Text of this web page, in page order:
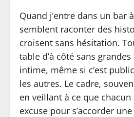
Quand j’entre dans un bar
semblent raconter des
croisent sans hésitation.
table d’à côté sans
intime, même si c’est
les autres. Le cadre,
en veillant à ce que
excuse pour s’accorder